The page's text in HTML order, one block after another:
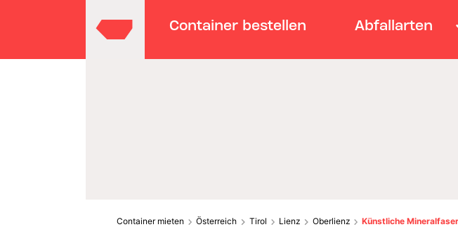
Container bestellen Abfallarten
Container mieten Österreich Tirol Lienz Oberlienz Künstliche